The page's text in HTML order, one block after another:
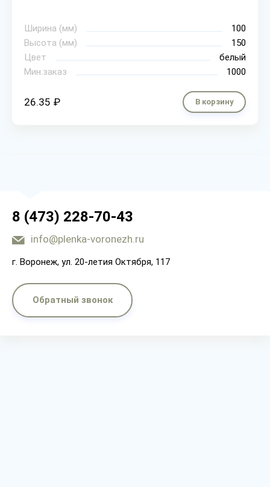
Ширина (мм)
100
Высота (мм)
150
Цвет
белый
Мин.заказ
1000
26.35 ₽ В корзину
8 (473) 228-70-43
info@plenka-voronezh.ru
г. Воронеж, ул. 20-летия Октября, 117
Обратный звонок